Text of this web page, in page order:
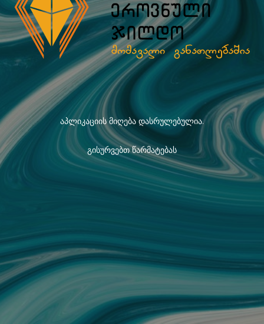
აპლიკაციის მიღება დასრულებულია.
გისურვებთ წარმატებას